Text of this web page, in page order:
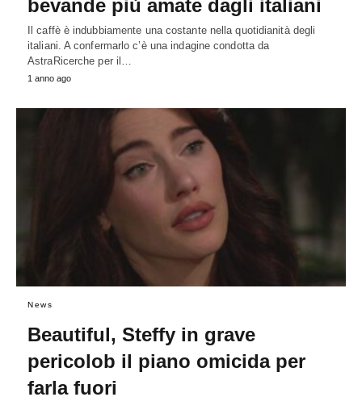
bevande più amate dagli italiani
Il caffè è indubbiamente una costante nella quotidianità degli
italiani. A confermarlo c’è una indagine condotta da
AstraRicerche per il…
1 anno ago
News
Beautiful, Steffy in grave
pericolob il piano omicida per
farla fuori